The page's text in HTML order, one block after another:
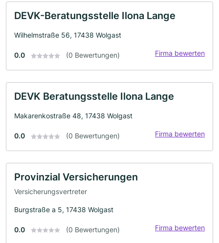
DEVK-Beratungsstelle Ilona Lange
Wilhelmstraße 56, 17438 Wolgast
0.0 (0 Bewertungen) Firma bewerten
DEVK Beratungsstelle Ilona Lange
Makarenkostraße 48, 17438 Wolgast
0.0 (0 Bewertungen) Firma bewerten
Provinzial Versicherungen
Versicherungsvertreter
Burgstraße a 5, 17438 Wolgast
0.0 (0 Bewertungen) Firma bewerten